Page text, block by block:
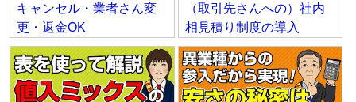
キャンセル・業者さん変
更・返金OK
（取引先さんへの）社内
相見積り制度の導入